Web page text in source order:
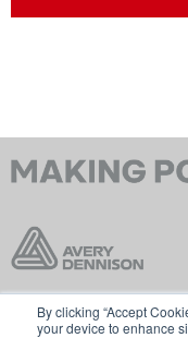
By clicking “Accept
your device to enhance
お問い合わせ